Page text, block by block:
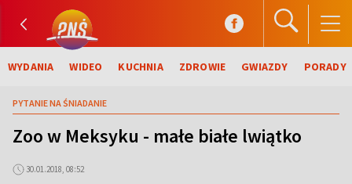
WYDANIA WIDEO KUCHNIA ZDROWIE GWIAZDY PORADY
PYTANIE NA ŚNIADANIE
Zoo w Meksyku - małe białe lwiątko
30.01.2018, 08:52